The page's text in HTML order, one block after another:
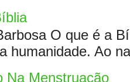
O que é a
humanidade. Ao
Na Menstruação